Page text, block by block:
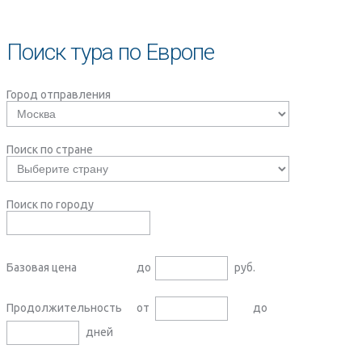
Поиск тура по Европе
Город отправления
Поиск по стране
Поиск по городу
Базовая цена до руб.
Продолжительность от
до
дней